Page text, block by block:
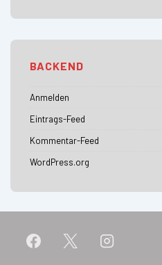
BACKEND
Anmelden
Eintrags-Feed
Kommentar-Feed
WordPress.org